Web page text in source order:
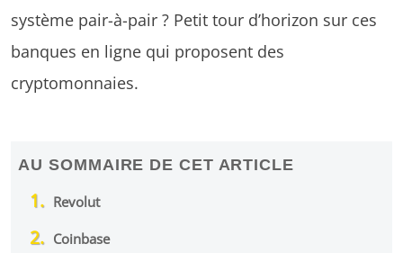
système pair-à-pair ? Petit tour d’horizon sur ces
banques en ligne qui proposent des
cryptomonnaies.
AU SOMMAIRE DE CET ARTICLE
Revolut
Coinbase